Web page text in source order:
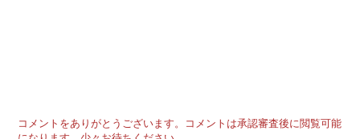
コメントをありがとうございます。コメントは承認審査後に閲覧可能